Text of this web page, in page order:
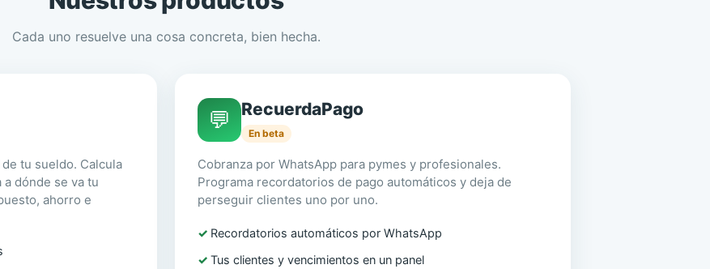
Cada uno resuelve una cosa concreta, bien hecha.
de tu sueldo. Calcula
a dónde se va tu
ahorro e
💬 RecuerdaPago
En beta
Cobranza por WhatsApp para pymes y profesionales.
Programa recordatorios de pago automáticos y deja de
perseguir clientes uno por uno.
Recordatorios automáticos por WhatsApp
Tus clientes y vencimientos en un panel